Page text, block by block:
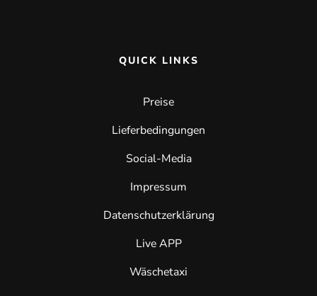
QUICK LINKS
Preise
Lieferbedingungen
Social-Media
Impressum
Datenschutzerklärung
Live APP
Wäschetaxi